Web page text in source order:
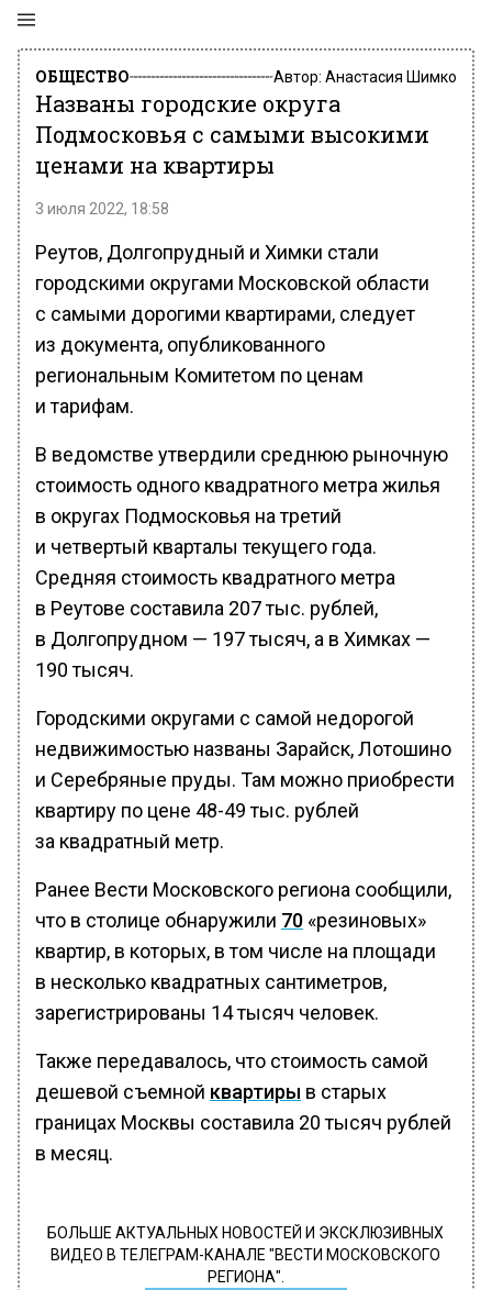
ОБЩЕСТВО Автор: Анастасия Шимко
Названы городские округа
Подмосковья с самыми высокими
ценами на квартиры
3 июля 2022, 18:58
Реутов, Долгопрудный и Химки стали
городскими округами Московской области
с самыми дорогими квартирами, следует
из документа, опубликованного
региональным Комитетом по ценам
и тарифам.
В ведомстве утвердили среднюю рыночную
стоимость одного квадратного метра жилья
в округах Подмосковья на третий
и четвертый кварталы текущего года.
Средняя стоимость квадратного метра
в Реутове составила 207 тыс. рублей,
в Долгопрудном — 197 тысяч, а в Химках —
190 тысяч.
Городскими округами с самой недорогой
недвижимостью названы Зарайск, Лотошино
и Серебряные пруды. Там можно приобрести
квартиру по цене 48-49 тыс. рублей
за квадратный метр.
Ранее Вести Московского региона сообщили,
что в столице обнаружили 70 «резиновых»
квартир, в которых, в том числе на площади
в несколько квадратных сантиметров,
зарегистрированы 14 тысяч человек.
Также передавалось, что стоимость самой
дешевой съемной квартиры в старых
границах Москвы составила 20 тысяч рублей
в месяц.
БОЛЬШЕ АКТУАЛЬНЫХ НОВОСТЕЙ И ЭКСКЛЮЗИВНЫХ
ВИДЕО В ТЕЛЕГРАМ-КАНАЛЕ "ВЕСТИ МОСКОВСКОГО
РЕГИОНА".